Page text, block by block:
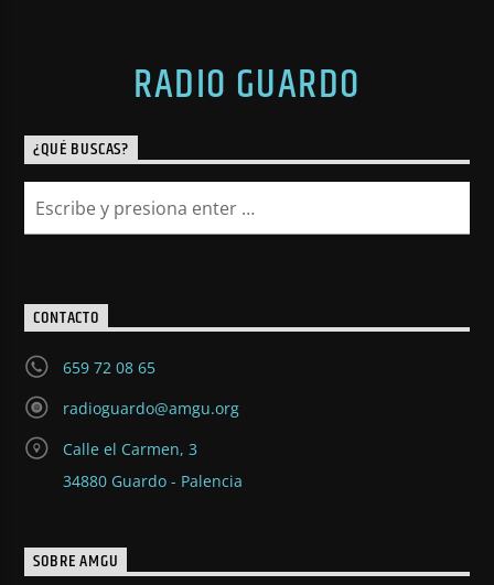
RADIO GUARDO
¿QUÉ BUSCAS?
CONTACTO
659 72 08 65
radioguardo@amgu.org
Calle el Carmen, 3
34880 Guardo - Palencia
SOBRE AMGU